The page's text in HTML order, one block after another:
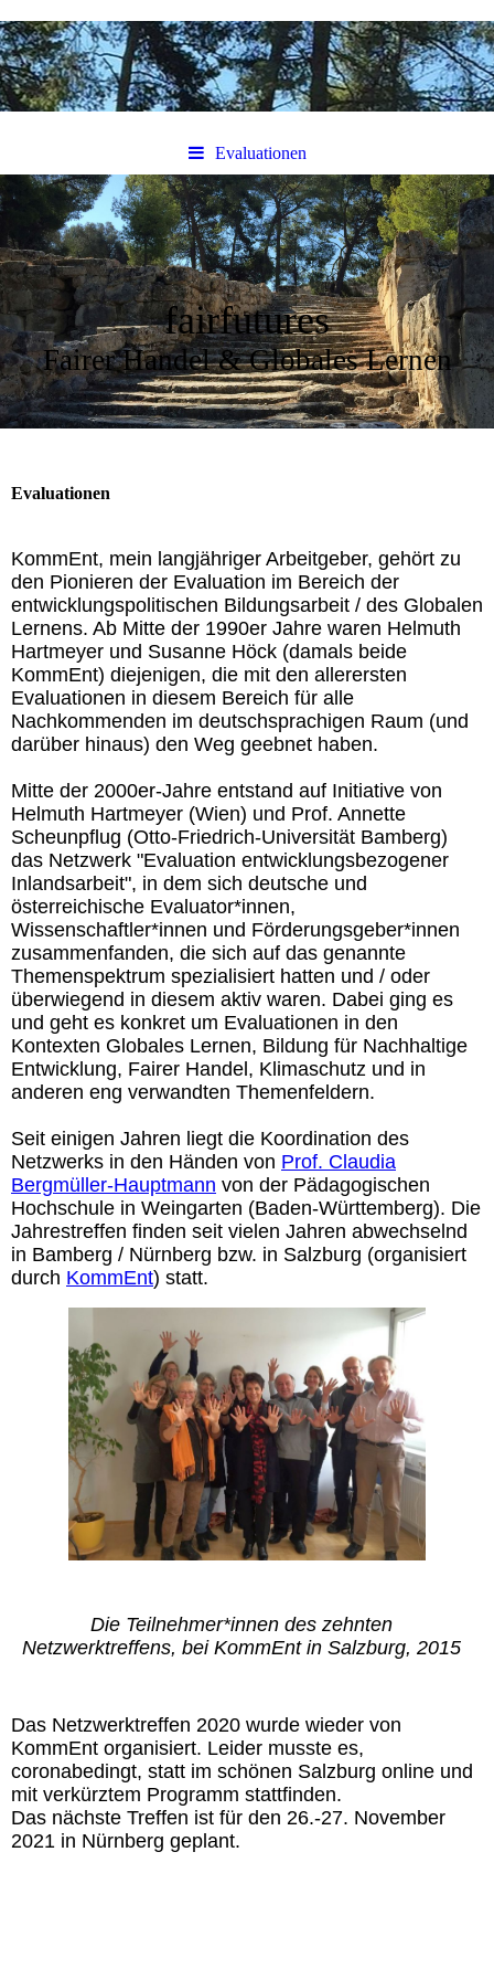
Evaluationen
fairfutures
Fairer Handel & Globales Lernen
Evaluationen
KommEnt, mein langjähriger Arbeitgeber, gehört zu
den Pionieren der Evaluation im Bereich der
entwicklungspolitischen Bildungsarbeit / des Globalen
Lernens. Ab Mitte der 1990er Jahre waren Helmuth
Hartmeyer und Susanne Höck (damals beide
KommEnt) diejenigen, die mit den allerersten
Evaluationen in diesem Bereich für alle
Nachkommenden im deutschsprachigen Raum (und
darüber hinaus) den Weg geebnet haben.
Mitte der 2000er-Jahre entstand auf Initiative von
Helmuth Hartmeyer (Wien) und Prof. Annette
Scheunpflug (Otto-Friedrich-Universität Bamberg)
das Netzwerk "Evaluation entwicklungsbezogener
Inlandsarbeit", in dem sich deutsche und
österreichische Evaluator*innen,
Wissenschaftler*innen und Förderungsgeber*innen
zusammenfanden, die sich auf das genannte
Themenspektrum spezialisiert hatten und / oder
überwiegend in diesem aktiv waren. Dabei ging es
und geht es konkret um Evaluationen in den
Kontexten Globales Lernen, Bildung für Nachhaltige
Entwicklung, Fairer Handel, Klimaschutz und in
anderen eng verwandten Themenfeldern.
Seit einigen Jahren liegt die Koordination des
Netzwerks in den Händen von Prof. Claudia
Bergmüller-Hauptmann von der Pädagogischen
Hochschule in Weingarten (Baden-Württemberg). Die
Jahrestreffen finden seit vielen Jahren abwechselnd
in Bamberg / Nürnberg bzw. in Salzburg (organisiert
durch KommEnt) statt.
Die Teilnehmer*innen des zehnten
Netzwerktreffens, bei KommEnt in Salzburg, 2015
Das Netzwerktreffen 2020 wurde wieder von
KommEnt organisiert. Leider musste es,
coronabedingt, statt im schönen Salzburg online und
mit verkürztem Programm stattfinden.
Das nächste Treffen ist für den 26.-27. November
2021 in Nürnberg geplant.